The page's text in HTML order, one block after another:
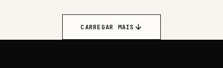
CARREGAR MAIS